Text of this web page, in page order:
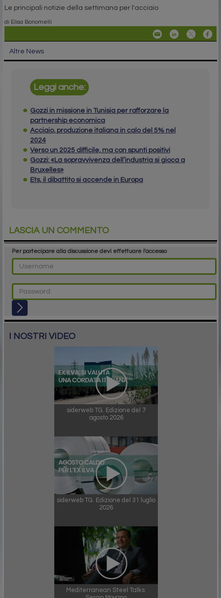
Le principali notizie della settimana per l'acciaio
di Elisa Bonomelli
Altre News
Leggi anche:
Gozzi in missione in Tunisia per rafforzare la
partnership economica
Acciaio, produzione italiana in calo del 5% nel
2024
Verso un 2025 difficile, ma con spunti positivi
Gozzi: «La sopravvivenza dell’industria si gioca a
Bruxelles»
Ets, il dibattito si accende in Europa
LASCIA UN COMMENTO
Per partecipare alla discussione devi effettuare l'accesso
I NOSTRI VIDEO
siderweb TG. Edizione del 7
agosto 2026
siderweb TG. Edizione del 31 luglio
2026
Mediterranean Steel Talks: